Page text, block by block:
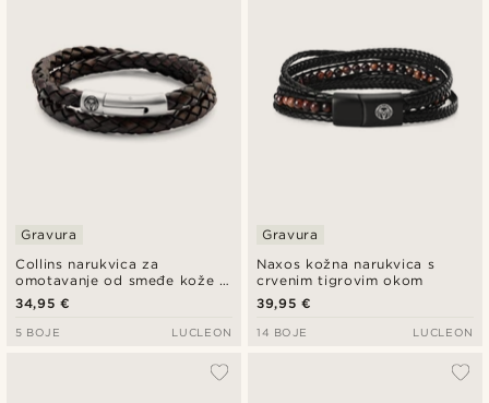
Collins narukvica za
omotavanje od smeđe kože 6
mm
Gravura
34,95 €
5 BOJE LUCLEON
Naxos kožna narukvica s
crvenim tigrovim okom
Gravura
39,95 €
14 BOJE LUCLEON